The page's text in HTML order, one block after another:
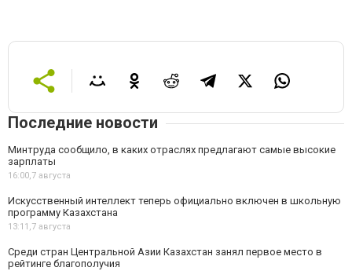
Последние новости
Минтруда сообщило, в каких отраслях предлагают самые высокие
зарплаты
16:00,7 августа
Искусственный интеллект теперь официально включен в школьную
программу Казахстана
13:11,7 августа
Среди стран Центральной Азии Казахстан занял первое место в
рейтинге благополучия